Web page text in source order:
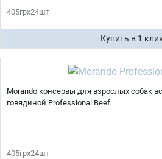
405грх24шт
Купить в 1
Morando консервы для взрослых собак
говядиной Professional Beef
405грх24шт